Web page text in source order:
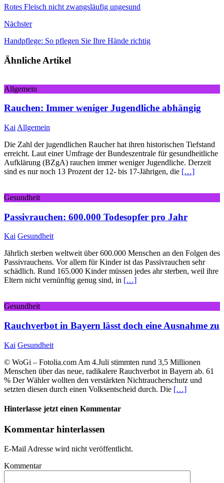
Rotes Fleisch nicht zwangsläufig ungesund
Nächster
Handpflege: So pflegen Sie Ihre Hände richtig
Ähnliche Artikel
Allgemein
Rauchen: Immer weniger Jugendliche abhängig
Kai Allgemein
Die Zahl der jugendlichen Raucher hat ihren historischen Tiefstand
erreicht. Laut einer Umfrage der Bundeszentrale für gesundheitliche
Aufklärung (BZgA) rauchen immer weniger Jugendliche. Derzeit
sind es nur noch 13 Prozent der 12- bis 17-Jährigen, die […]
Gesundheit
Passivrauchen: 600.000 Todesopfer pro Jahr
Kai Gesundheit
Jährlich sterben weltweit über 600.000 Menschen an den Folgen des
Passivrauchens. Vor allem für Kinder ist das Passivrauchen sehr
schädlich. Rund 165.000 Kinder müssen jedes ahr sterben, weil ihre
Eltern nicht vernünftig genug sind, in […]
Gesundheit
Rauchverbot in Bayern lässt doch eine Ausnahme zu
Kai Gesundheit
© WoGi – Fotolia.com Am 4.Juli stimmten rund 3,5 Millionen
Menschen über das neue, radikalere Rauchverbot in Bayern ab. 61
% Der Wähler wollten den verstärkten Nichtraucherschutz und
setzten diesen durch einen Volksentscheid durch. Die […]
Hinterlasse jetzt einen Kommentar
Kommentar hinterlassen
E-Mail Adresse wird nicht veröffentlicht.
Kommentar